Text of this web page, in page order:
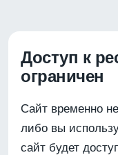
Доступ к
ограничен
Сайт временно
либо вы
сайт будет